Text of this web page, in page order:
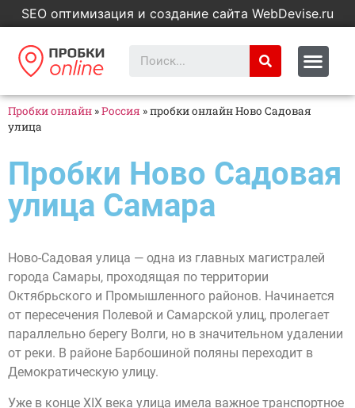
SEO оптимизация и создание сайта WebDevise.ru
Пробки онлайн »Россия »пробки онлайн Ново Садовая
улица
Пробки Ново Садовая
улица Самара
Ново-Садовая улица — одна из главных магистралей
города Самары, проходящая по территории
Октябрьского и Промышленного районов. Начинается
от пересечения Полевой и Самарской улиц, пролегает
параллельно берегу Волги, но в значительном удалении
от реки. В районе Барбошиной поляны переходит в
Демократическую улицу.
Уже в конце XIX века улица имела важное транспортное